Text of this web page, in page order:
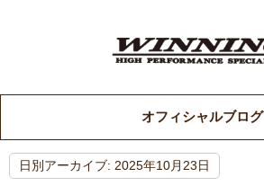
オフィシャルブログ
日別アーカイブ: 2025年10月23日